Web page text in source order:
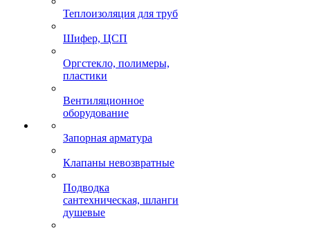
Теплоизоляция для труб
Шифер, ЦСП
Оргстекло, полимеры,
пластики
Вентиляционное
оборудование
Запорная арматура
Клапаны невозвратные
Подводка
сантехническая, шланги
душевые